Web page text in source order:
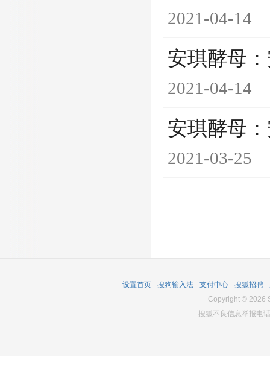
2021-04-14
安琪酵母
2021-04-14
安琪酵母
2021-03-25
设置首页 - 搜狗输入法 - 支付中心 - 搜狐招聘 -
Copyright © 2026
搜狐不良信息举报电